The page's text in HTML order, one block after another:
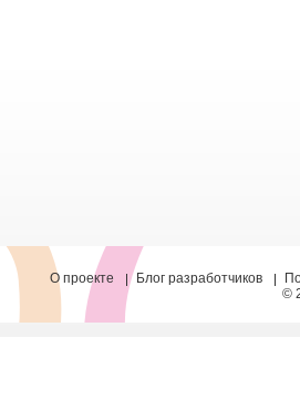
О проекте Блог разработчиков
©